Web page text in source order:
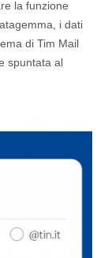
la funzione
i dati
di Tim Mail
spuntata al